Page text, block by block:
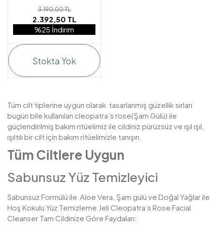
3.190,00 TL
2.392,50 TL
%25 İndirim
Stokta Yok
Tüm cilt tiplerine uygun olarak tasarlanmış güzellik sırları
bugün bile kullanılan cleopatra’s rose(Şam Gülü) ile
güçlendirilmiş bakım ritüelimiz ile cildiniz pürüzsüz ve ışıl ışıl,
ışıltılı bir cilt için bakım ritüelimizle tanışın.
Tüm Ciltlere Uygun
Sabunsuz Yüz Temizleyici
Sabunsuz Formülü ile Aloe Vera, Şam gülü ve Doğal Yağlar ile
Hoş Kokulu Yüz Temizleme Jeli Cleopatra’s Rose Facial
Cleanser Tam Cildinize Göre Faydaları: